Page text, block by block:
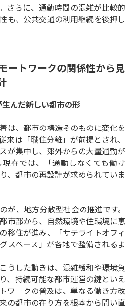
さらに、通勤時間の混雑が比較的
も、公共交通の利用継続を後押し
ートワークの関係性から見
んだ新しい都市の形
は、都市の構造そのものに変化を
来は「職住分離」が前提とされ、
が集中し、郊外からの大量通勤が
在では、「通勤しなくても働け
、都市の再設計が求められていま
が、地方分散型社会の推進です。
市部から、自然環境や住環境に恵
移住が進み、「サテライトオフィ
スペース」が各地で整備されるよ
うした動きは、混雑緩和や環境負
、持続可能な都市運営の鍵といえ
ワークの普及は、単なる働き方改
の都市の在り方を根本から問い直